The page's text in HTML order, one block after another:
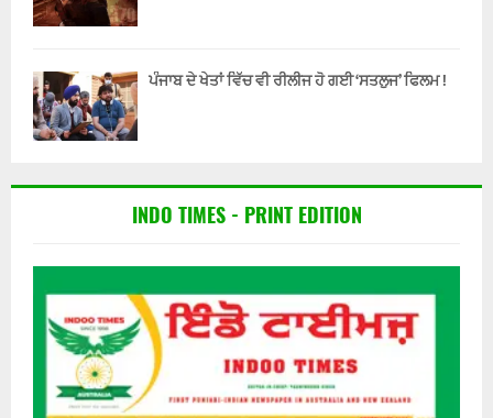
ਪੰਜਾਬ ਦੇ ਖੇਤਾਂ ਵਿੱਚ ਵੀ ਰੀਲੀਜ ਹੋ ਗਈ ‘ਸਤਲੁਜ’ ਫਿਲਮ !
INDO TIMES - PRINT EDITION